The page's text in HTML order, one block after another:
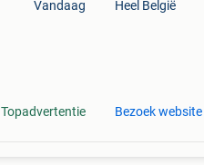
Vandaag
Topadvertentie
Heel België
Bezoek website